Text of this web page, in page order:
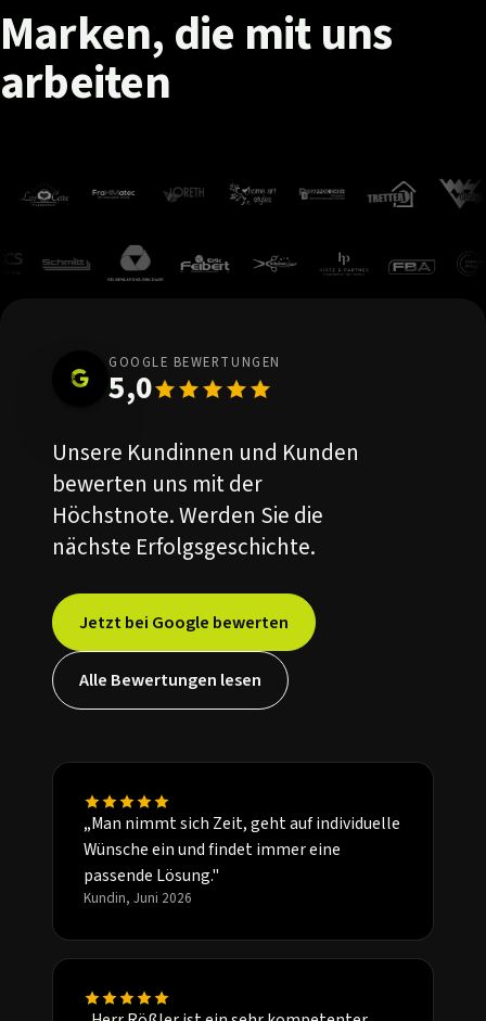
Marken,die mituns
arbeiten
GOOGLE BEWERTUNGEN
5,0
Unsere Kundinnen und Kunden
bewerten uns mit der
Höchstnote. Werden Sie die
nächste Erfolgsgeschichte.
Jetzt bei Google bewerten
Alle Bewertungen lesen
„Man nimmt sich Zeit, geht auf individuelle
Wünsche ein und findet immer eine
passende Lösung."
Kundin, Juni 2026